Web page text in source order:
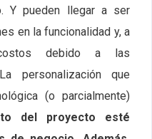
Y pueden llegar a ser
en la funcionalidad y, a
debido a las
personalización que
(o parcialmente)
del proyecto esté